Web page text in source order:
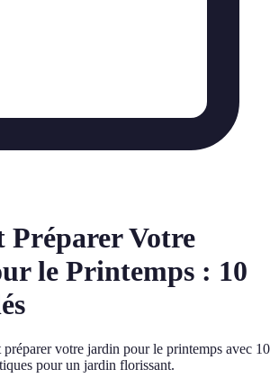
Préparer Votre
le Printemps : 10
votre jardin pour le printemps avec 10
pour un jardin florissant.